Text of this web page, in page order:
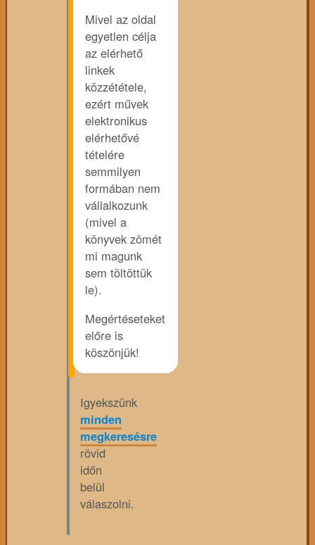
Mivel az oldal
egyetlen célja
az elérhető
linkek
közzététele,
ezért művek
elektronikus
elérhetővé
tételére
semmilyen
formában nem
vállalkozunk
(mivel a
könyvek zömét
mi magunk
sem töltöttük
le).
Megértéseteket
előre is
köszönjük!
Igyekszünk
minden
megkeresésre
rövid
időn
belül
válaszolni.